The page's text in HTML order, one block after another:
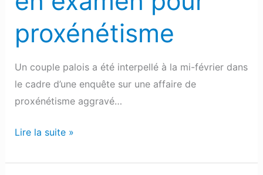
proxénétisme
Un couple palois a été interpellé à la mi-février dans
le cadre d’une enquête sur une affaire de
proxénétisme aggravé…
Lire la suite »